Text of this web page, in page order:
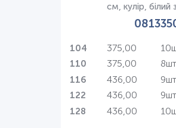
см, кулір, білий
104 375,00
110 375,00
116 436,00
122 436,00
128 436,00